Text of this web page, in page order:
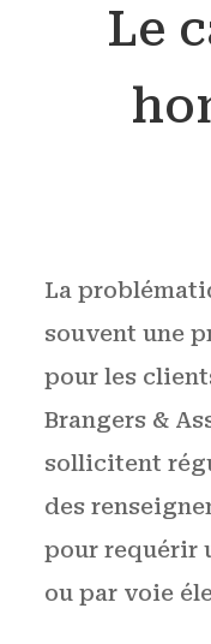
Le
La
souvent une
pour les
Brangers &
sollicitent
des
pour requérir
ou par voie